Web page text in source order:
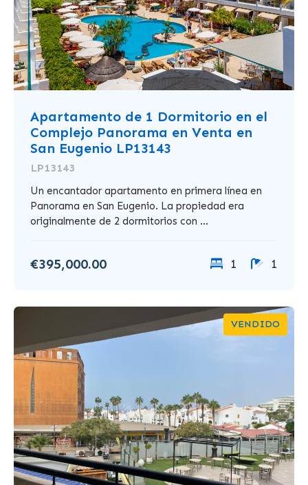
Apartamento de 1 Dormitorio en el
Complejo Panorama en Venta en
San Eugenio LP13143
LP13143
Un encantador apartamento en primera línea en
Panorama en San Eugenio. La propiedad era
originalmente de 2 dormitorios con ...
€395,000.00 1 1
VENDIDO